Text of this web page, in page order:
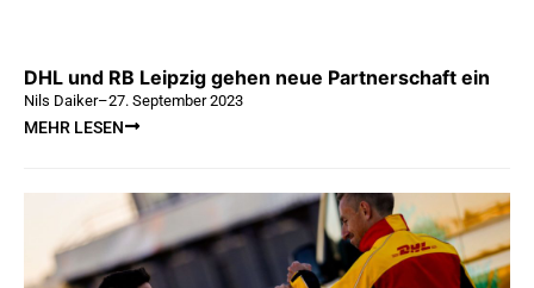
DHL und RB Leipzig gehen neue Partnerschaft ein
Nils Daiker–27. September 2023
MEHR LESEN